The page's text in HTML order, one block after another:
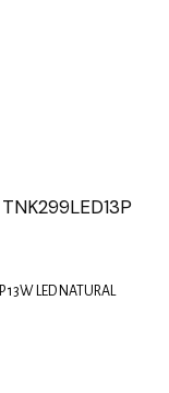
LED NATURAL